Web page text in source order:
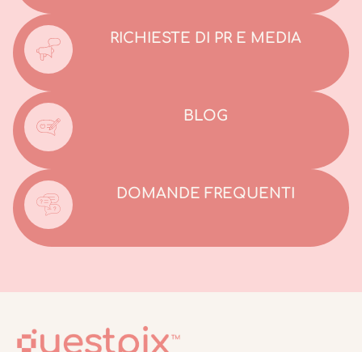
RICHIESTE DI PR E MEDIA
BLOG
DOMANDE FREQUENTI